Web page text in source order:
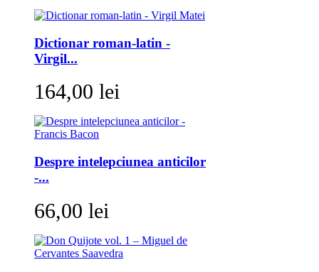
Dictionar roman-latin -
Virgil...
164,00 lei
Despre intelepciunea anticilor
-...
66,00 lei